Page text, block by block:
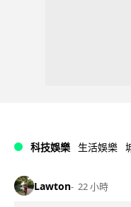
科技娛樂 生活娛樂
Lawton 22 小時